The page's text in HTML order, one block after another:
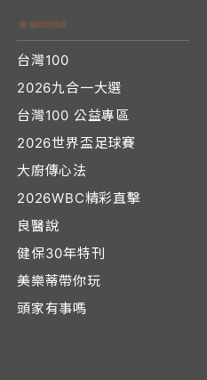
台灣100
2026九合一大選
台灣100 公益專區
2026世界盃足球賽
大廚傳心法
2026WBC精彩直擊
良醫說
健保30年特刊
美樂蒂帶你玩
頭家有事嗎